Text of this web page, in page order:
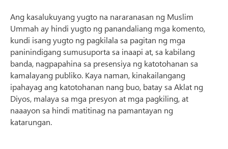
Ang kasalukuyang yugto na nararanasan ng Muslim
Ummah ay hindi yugto ng panandaliang mga komento,
kundi isang yugto ng pagkilala sa pagitan ng mga
paninindigang sumusuporta sa inaapi at, sa kabilang
banda, nagpapahina sa presensiya ng katotohanan sa
kamalayang publiko. Kaya naman, kinakailangang
ipahayag ang katotohanan nang buo, batay sa Aklat ng
Diyos, malaya sa mga presyon at mga pagkiling, at
naaayon sa hindi matitinag na pamantayan ng
katarungan.